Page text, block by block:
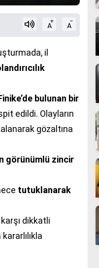
A+ A-
il
bulunan bir
edildi. Olayların
gözaltına
görünümlü zincir
tutuklanarak
dikkatli